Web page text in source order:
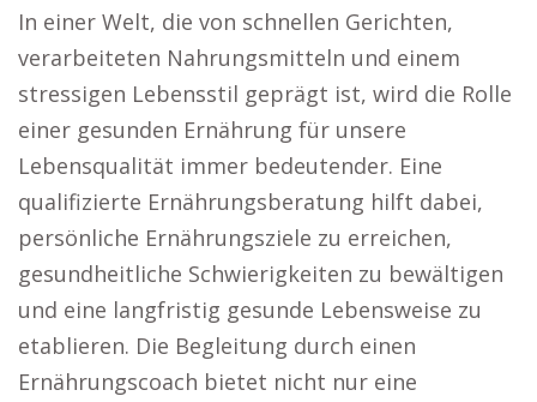
In einer Welt, die von schnellen Gerichten,
verarbeiteten Nahrungsmitteln und einem
stressigen Lebensstil geprägt ist, wird die Rolle
einer gesunden Ernährung für unsere
Lebensqualität immer bedeutender. Eine
qualifizierte Ernährungsberatung hilft dabei,
persönliche Ernährungsziele zu erreichen,
gesundheitliche Schwierigkeiten zu bewältigen
und eine langfristig gesunde Lebensweise zu
etablieren. Die Begleitung durch einen
Ernährungscoach bietet nicht nur eine